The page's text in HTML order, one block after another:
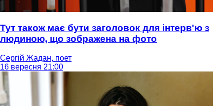
Тут також має бути заголовок для інтерв'ю з
людиною, що зображена на фото
Сергій Жадан, поет
16 вересня 21:00